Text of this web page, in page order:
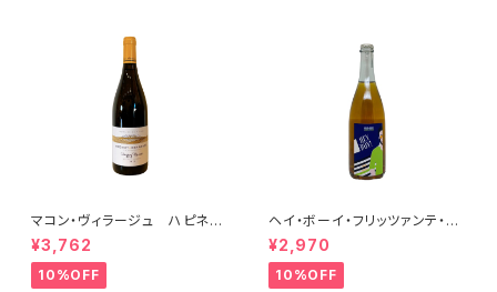
マコン・ヴィラージュ ハピネ
ス 2023 ブレノ・ベランジェ
¥3,762
10%OFF
ヘイ・ボーイ・フリッツァンテ・ビ
アンコ 2022 オールド・ボー
イ
¥2,970
10%OFF